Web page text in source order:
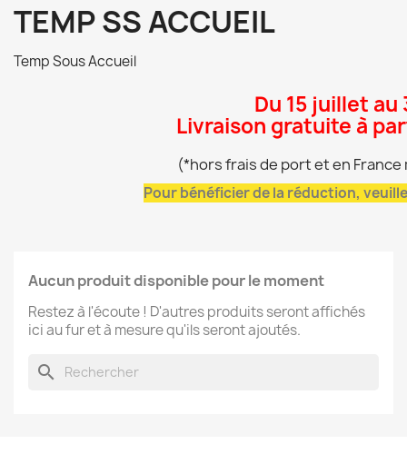
TEMP SS ACCUEIL
Temp Sous Accueil
Du 15 juillet au
Livraison gratuite à
(*hors frais de port et en
Pour bénéficier de la réduction,
Aucun produit disponible pour le moment
Restez à l'écoute ! D'autres produits seront affichés
ici au fur et à mesure qu'ils seront ajoutés.
search